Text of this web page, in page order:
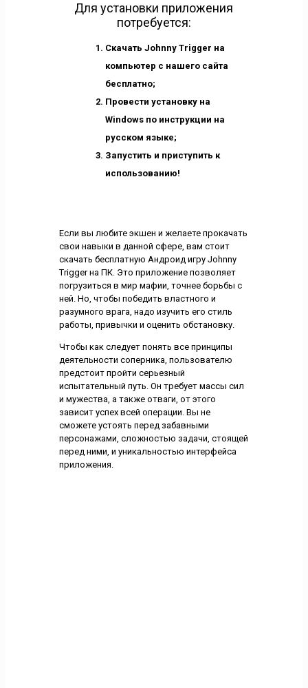
Для установки приложения
потребуется:
Скачать Johnny Trigger на
компьютер с нашего сайта
бесплатно;
Провести установку на
Windows по инструкции на
русском языке;
Запустить и приступить к
использованию!
Если вы любите экшен и желаете прокачать
свои навыки в данной сфере, вам стоит
скачать бесплатную Андроид игру Johnny
Trigger на ПК. Это приложение позволяет
погрузиться в мир мафии, точнее борьбы с
ней. Но, чтобы победить властного и
разумного врага, надо изучить его стиль
работы, привычки и оценить обстановку.
Чтобы как следует понять все принципы
деятельности соперника, пользователю
предстоит пройти серьезный
испытательный путь. Он требует массы сил
и мужества, а также отваги, от этого
зависит успех всей операции. Вы не
сможете устоять перед забавными
персонажами, сложностью задачи, стоящей
перед ними, и уникальностью интерфейса
приложения.